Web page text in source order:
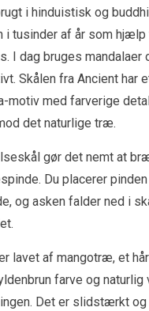
i hinduistisk og
i tusinder af år som
I dag bruges mandalaer
Skålen fra Ancient har
motiv med farverige
det naturlige træ.
gør det nemt at
Du placerer
og asken falder ned i
lavet af mangotræ, et
farve og naturlig
Det er slidstærkt og